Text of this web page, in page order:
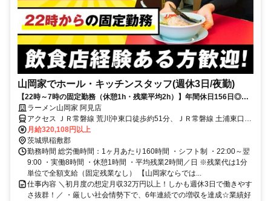
山岡家でホール・キッチンスタッフ(週休3日/夜勤)
【22時～7時の固定勤務（休憩1h・残業平均2h）】年間休日156日◎初
月から月収32万円！
ラーメン山岡家 阿見店
アクセス ＪＲ常磐線 荒川沖東口徒歩約51分、ＪＲ常磐線 土浦東口徒
歩約63分、ＪＲ常磐線 ひたち野うしく東口徒歩約84分
月給320,108円以上
茨城県稲敷郡
勤務時間 総労働時間：1ヶ月あたり160時間 ・シフト制 ・22:00～翌
9:00 ・実働8時間 ・休憩1時間 ・平均残業2時間／日 ※残業代は1分
単位で全額支給（固定残業なし） 【山岡家ならでは...
仕事内容 ＼初月度の想定月収32万円以上！しかも週休3日で働きやす
さ抜群！／ ・厳しい社会情勢下で、6年連続での増収を達成☆業績好